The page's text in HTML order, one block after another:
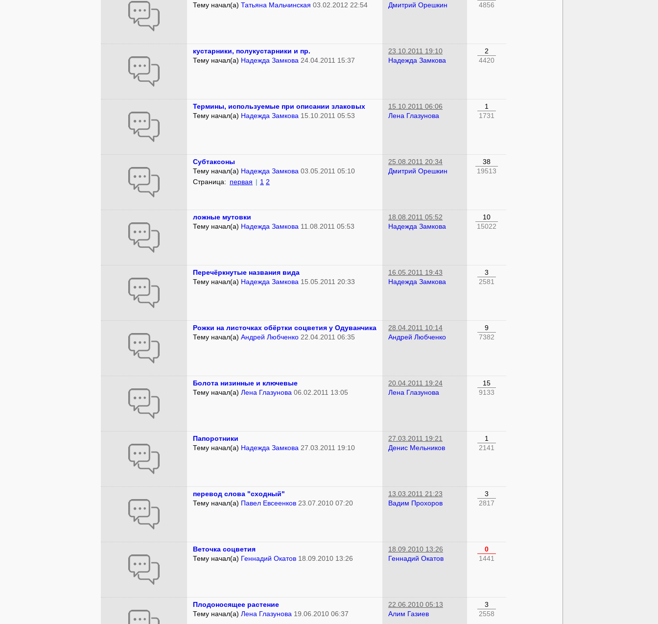
Тему начал(а) Татьяна Мальчинская 03.02.2012 22:54
Дмитрий Орешкин
4856
кустарники, полукустарники и пр.
Тему начал(а) Надежда Замкова 24.04.2011 15:37
23.10.2011 19:10
Надежда Замкова
2
4420
Термины, используемые при описании злаковых
Тему начал(а) Надежда Замкова 15.10.2011 05:53
15.10.2011 06:06
Лена Глазунова
1
1731
Субтаксоны
Тему начал(а) Надежда Замкова 03.05.2011 05:10
Страница: первая | 1 2
25.08.2011 20:34
Дмитрий Орешкин
38
19513
ложные мутовки
Тему начал(а) Надежда Замкова 11.08.2011 05:53
18.08.2011 05:52
Надежда Замкова
10
15022
Перечёркнутые названия вида
Тему начал(а) Надежда Замкова 15.05.2011 20:33
16.05.2011 19:43
Надежда Замкова
3
2581
Рожки на листочках обёртки соцветия у Одуванчика
Тему начал(а) Андрей Любченко 22.04.2011 06:35
28.04.2011 10:14
Андрей Любченко
9
7382
Болота низинные и ключевые
Тему начал(а) Лена Глазунова 06.02.2011 13:05
20.04.2011 19:24
Лена Глазунова
15
9133
Папоротники
Тему начал(а) Надежда Замкова 27.03.2011 19:10
27.03.2011 19:21
Денис Мельников
1
2141
перевод слова "сходный"
Тему начал(а) Павел Евсеенков 23.07.2010 07:20
13.03.2011 21:23
Вадим Прохоров
3
2817
Веточка соцветия
Тему начал(а) Геннадий Окатов 18.09.2010 13:26
18.09.2010 13:26
Геннадий Окатов
0
1441
Плодоносящее растение
Тему начал(а) Лена Глазунова 19.06.2010 06:37
22.06.2010 05:13
Алим Газиев
3
2558